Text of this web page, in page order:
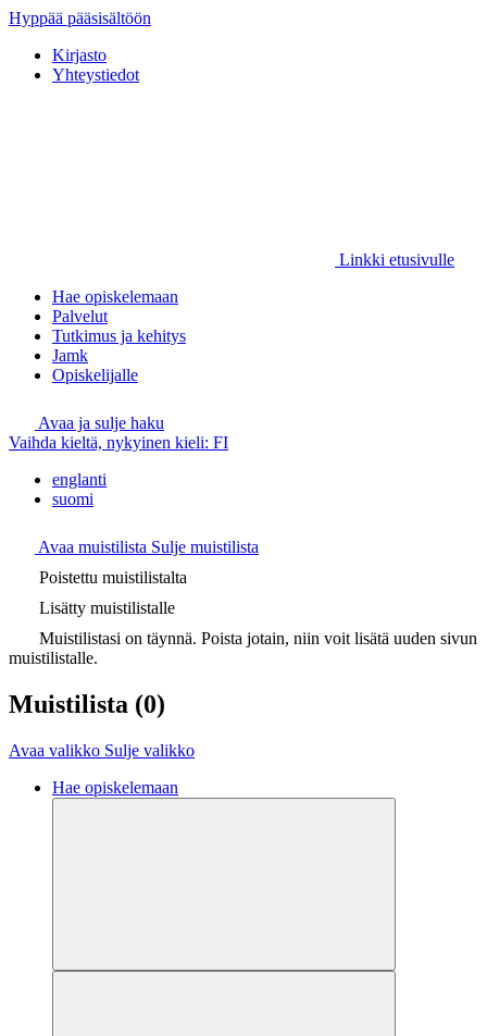
Hyppää pääsisältöön
Kirjasto
Yhteystiedot
Linkki etusivulle
Hae opiskelemaan
Palvelut
Tutkimus ja kehitys
Jamk
Opiskelijalle
Avaa ja sulje haku
Vaihda kieltä, nykyinen kieli: FI
englanti
suomi
Avaa muistilista Sulje muistilista
Poistettu muistilistalta
Lisätty muistilistalle
Muistilistasi on täynnä. Poista jotain, niin voit lisätä uuden sivun
muistilistalle.
Muistilista (0)
Avaa valikko Sulje valikko
Hae opiskelemaan